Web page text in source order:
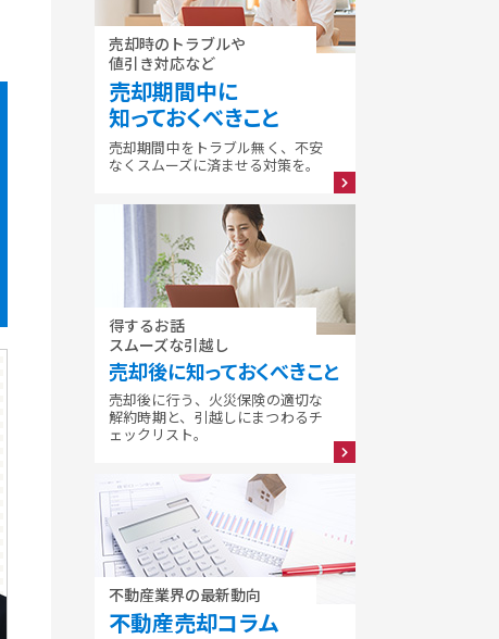
売却時のトラブルや
値引き対応など
売却期間中に
知っておくべきこと
売却期間中をトラブル無く、不安
なくスムーズに済ませる対策を。
得するお話
スムーズな引越し
売却後に知っておくべきこと
売却後に行う、火災保険の適切な
解約時期と、引越しにまつわるチ
ェックリスト。
不動産業界の最新動向
不動産売却コラム